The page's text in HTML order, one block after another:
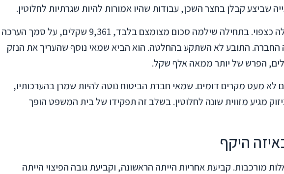
שביצע קבלן בחצר השכן, עבודות שהיו אמורות להיות שגרתיות לחלוטין.
חברת הביטוח פעלה כצפוי. בתחילה שילמה סכום מצומצם בלבד, 9,361 שקלים, על סמך הערכה
התובע לא השתקע בהחלטה. הוא הביא שמאי נוסף שהעריך את הנזק
לא מעט מקרים דומים. שמאי חברת הביטוח נוטה להיות שמרן בהערכותיו,
מגיע מזווית שונה לחלוטין. בשלב זה תפקידו של בית המשפט הופך
היקף
מורכבות. קביעת אחריות הייתה הראשונה, וקביעת גובה הפיצוי הייתה